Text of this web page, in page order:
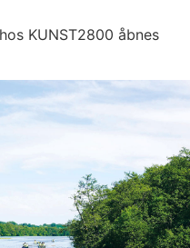
KUNST2800 åbnes